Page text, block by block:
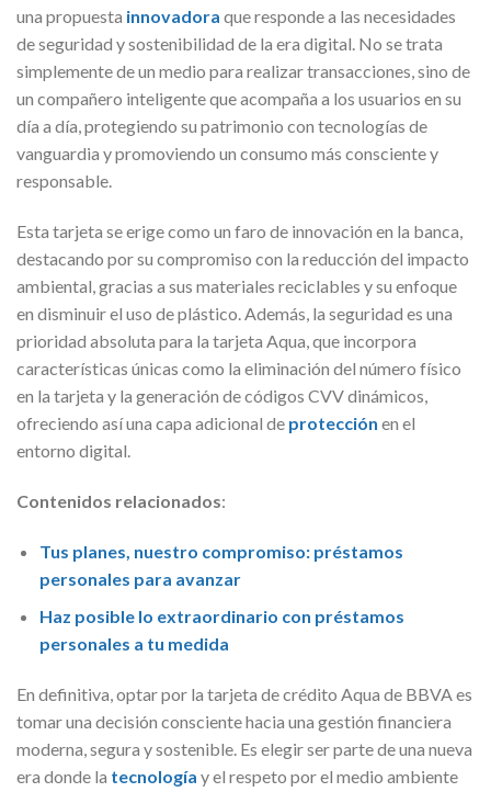
una propuesta innovadora que responde a las necesidades
de seguridad y sostenibilidad de la era digital. No se trata
simplemente de un medio para realizar transacciones, sino de
un compañero inteligente que acompaña a los usuarios en su
día a día, protegiendo su patrimonio con tecnologías de
vanguardia y promoviendo un consumo más consciente y
responsable.
Esta tarjeta se erige como un faro de innovación en la banca,
destacando por su compromiso con la reducción del impacto
ambiental, gracias a sus materiales reciclables y su enfoque
en disminuir el uso de plástico. Además, la seguridad es una
prioridad absoluta para la tarjeta Aqua, que incorpora
características únicas como la eliminación del número físico
en la tarjeta y la generación de códigos CVV dinámicos,
ofreciendo así una capa adicional de protección en el
entorno digital.
Contenidos relacionados:
Tus planes, nuestro compromiso: préstamos
personales para avanzar
Haz posible lo extraordinario con préstamos
personales a tu medida
En definitiva, optar por la tarjeta de crédito Aqua de BBVA es
tomar una decisión consciente hacia una gestión financiera
moderna, segura y sostenible. Es elegir ser parte de una nueva
era donde la tecnología y el respeto por el medio ambiente